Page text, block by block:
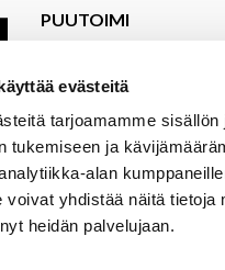
evästeitä
tarjoamamme
tukemiseen ja
alan
voivat yhdistää näitä tietoja
heidän palvelujaan.
PUUTOIMI
Tarjoukset
Yhteystiedot
Materiaalipankki
Palvelut
Uutiset
Galleria